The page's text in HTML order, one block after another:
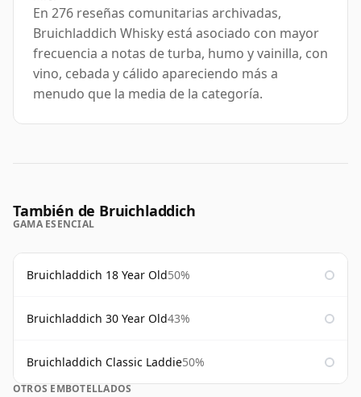
En 276 reseñas comunitarias archivadas,
Bruichladdich Whisky está asociado con mayor
frecuencia a notas de turba, humo y vainilla, con
vino, cebada y cálido apareciendo más a
menudo que la media de la categoría.
También de Bruichladdich
GAMA ESENCIAL
Bruichladdich 18 Year Old50%
Bruichladdich 30 Year Old43%
Bruichladdich Classic Laddie50%
OTROS EMBOTELLADOS